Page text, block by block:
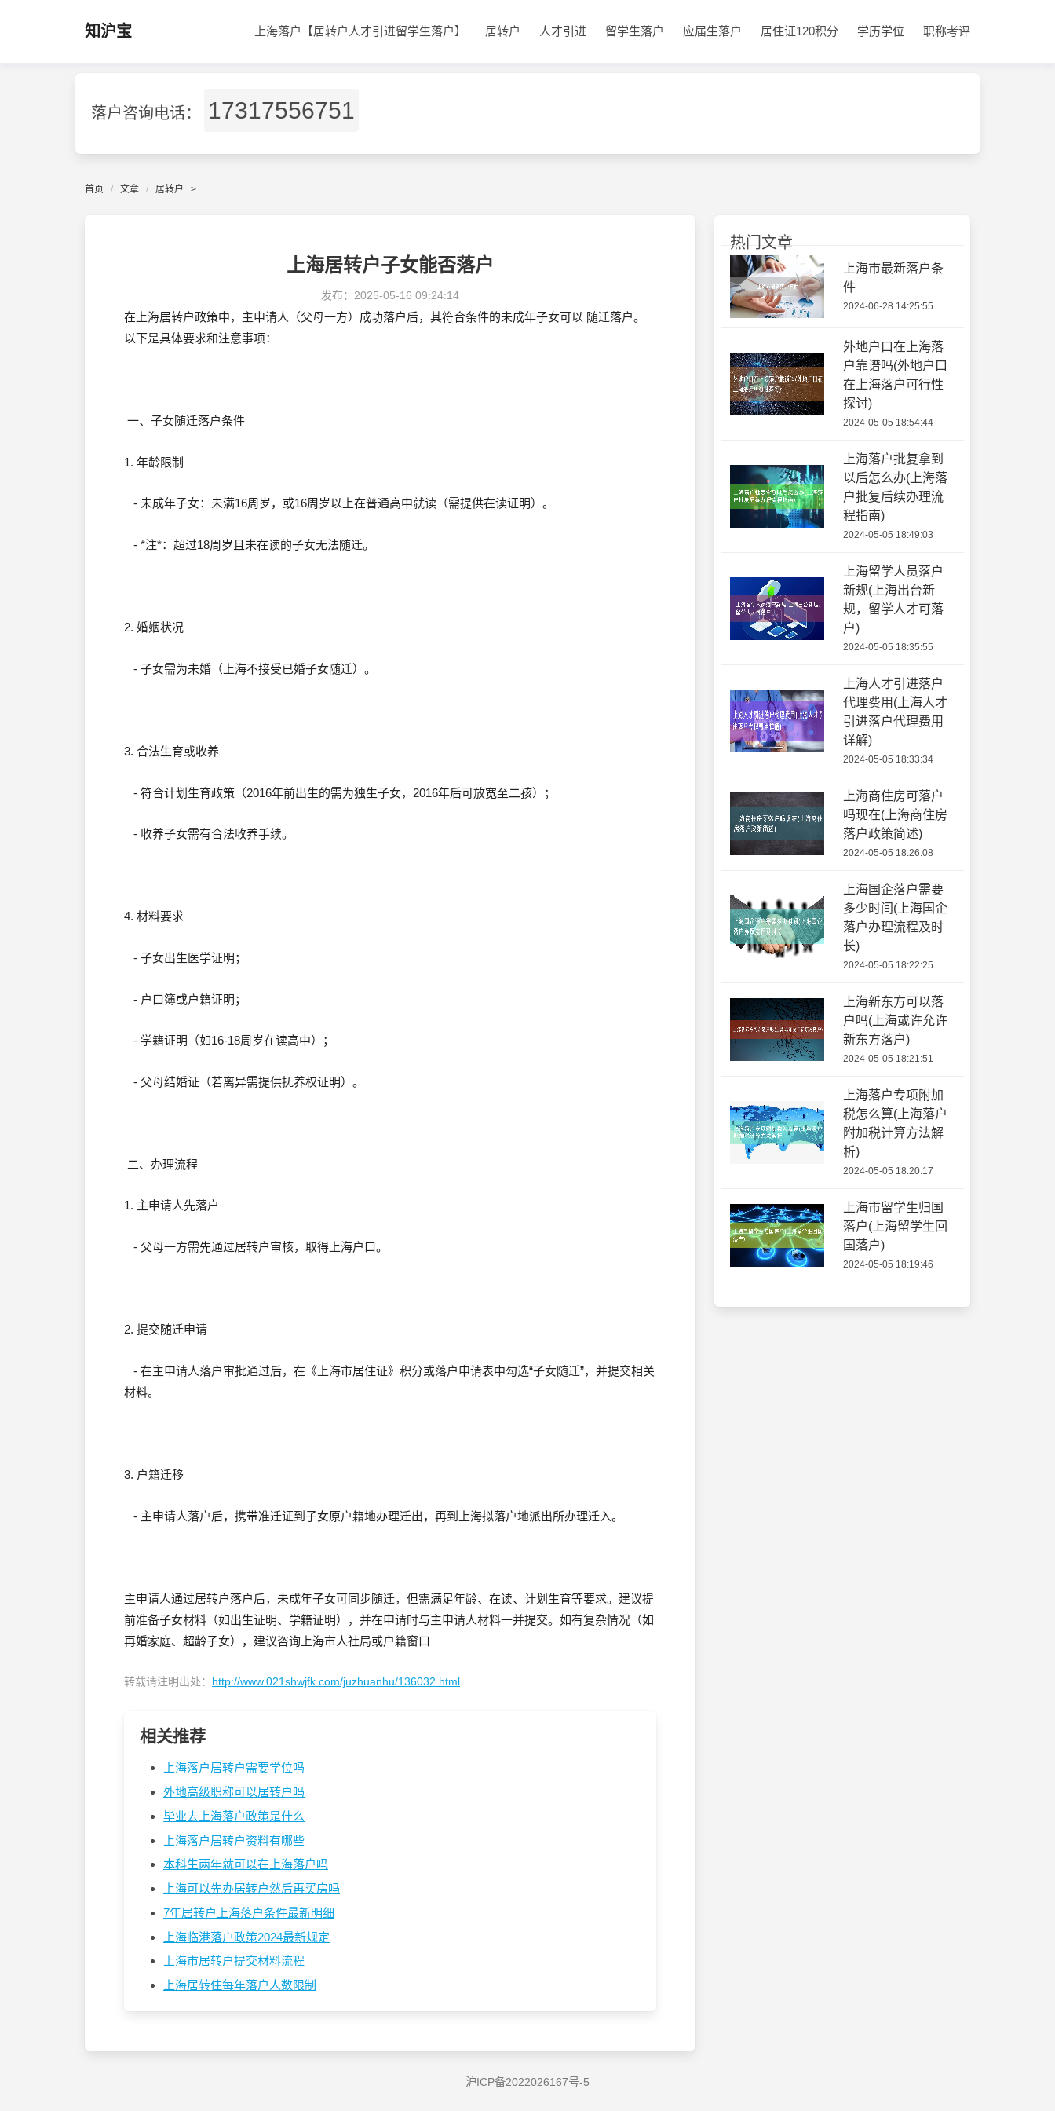
知沪宝 上海落户【居转户人才引进留学生落户】 居转户 人才引进 留学生落户 应届生落户 居住证120积分 学历学位 职称考评
落户咨询电话： 17317556751
首页 文章 居转户 >
上海居转户子女能否落户
发布： 2025-05-16 09:24:14
在上海居转户政策中，主申请人（父母一方）成功落户后，其符合条件的未成年子女可以 随迁落户。
以下是具体要求和注意事项：
一、子女随迁落户条件
1. 年龄限制
- 未成年子女：未满16周岁，或16周岁以上在普通高中就读（需提供在读证明）。
- *注*：超过18周岁且未在读的子女无法随迁。
2. 婚姻状况
- 子女需为未婚（上海不接受已婚子女随迁）。
3. 合法生育或收养
- 符合计划生育政策（2016年前出生的需为独生子女，2016年后可放宽至二孩）；
- 收养子女需有合法收养手续。
4. 材料要求
- 子女出生医学证明；
- 户口簿或户籍证明；
- 学籍证明（如16-18周岁在读高中）；
- 父母结婚证（若离异需提供抚养权证明）。
二、办理流程
1. 主申请人先落户
- 父母一方需先通过居转户审核，取得上海户口。
2. 提交随迁申请
- 在主申请人落户审批通过后，在《上海市居住证》积分或落户申请表中勾选“子女随迁”，并提交相关
材料。
3. 户籍迁移
- 主申请人落户后，携带准迁证到子女原户籍地办理迁出，再到上海拟落户地派出所办理迁入。
主申请人通过居转户落户后，未成年子女可同步随迁，但需满足年龄、在读、计划生育等要求。建议提
前准备子女材料（如出生证明、学籍证明），并在申请时与主申请人材料一并提交。如有复杂情况（如
再婚家庭、超龄子女），建议咨询上海市人社局或户籍窗口
转载请注明出处： http://www.021shwjfk.com/juzhuanhu/136032.html
相关推荐
上海落户居转户需要学位吗
外地高级职称可以居转户吗
毕业去上海落户政策是什么
上海落户居转户资料有哪些
本科生两年就可以在上海落户吗
上海可以先办居转户然后再买房吗
7年居转户上海落户条件最新明细
上海临港落户政策2024最新规定
上海市居转户提交材料流程
上海居转住每年落户人数限制
热门文章
上海市最新落户条
件
2024-06-28 14:25:55
外地户口在上海落
户靠谱吗(外地户口
在上海落户可行性
探讨)
2024-05-05 18:54:44
上海落户批复拿到
以后怎么办(上海落
户批复后续办理流
程指南)
2024-05-05 18:49:03
上海留学人员落户
新规(上海出台新
规，留学人才可落
户)
2024-05-05 18:35:55
上海人才引进落户
代理费用(上海人才
引进落户代理费用
详解)
2024-05-05 18:33:34
上海商住房可落户
吗现在(上海商住房
落户政策简述)
2024-05-05 18:26:08
上海国企落户需要
多少时间(上海国企
落户办理流程及时
长)
2024-05-05 18:22:25
上海新东方可以落
户吗(上海或许允许
新东方落户)
2024-05-05 18:21:51
上海落户专项附加
税怎么算(上海落户
附加税计算方法解
析)
2024-05-05 18:20:17
上海市留学生归国
落户(上海留学生回
国落户)
2024-05-05 18:19:46
沪ICP备2022026167号-5